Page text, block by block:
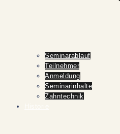
Seminarablauf
Teilnehmer
Anmeldung
Seminarinhalte
Zahntechnik